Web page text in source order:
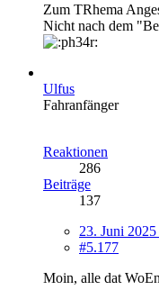
Zum TRhema
Nicht nach dem
Ulfus
Fahranfänger
Reaktionen
286
Beiträge
137
23. Juni 2025
#5.177
Moin, alle dat